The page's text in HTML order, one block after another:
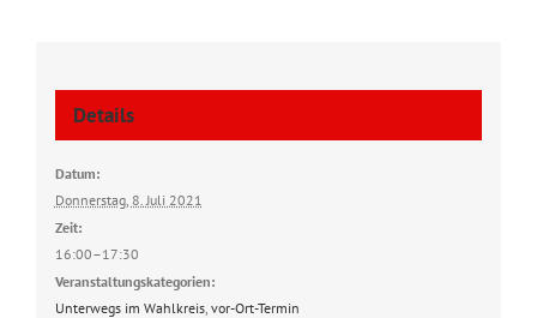
Details
Datum:
Donnerstag, 8. Juli 2021
Zeit:
16:00–17:30
Veranstaltungskategorien:
Unterwegs im Wahlkreis, vor-Ort-Termin